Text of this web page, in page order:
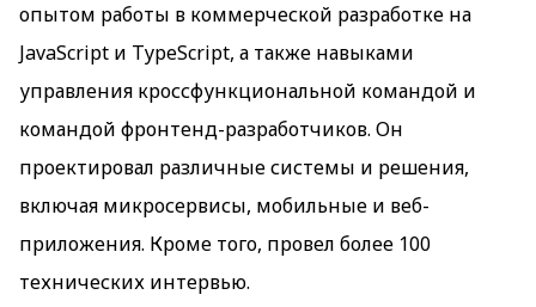
опытом работы в коммерческой разработке на
JavaScript и TypeScript, а также навыками
управления кроссфункциональной командой и
командой фронтенд-разработчиков. Он
проектировал различные системы и решения,
включая микросервисы, мобильные и веб-
приложения. Кроме того, провел более 100
технических интервью.